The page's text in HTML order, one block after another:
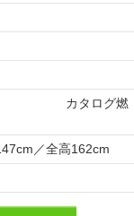
ログ燃
／全高162cm